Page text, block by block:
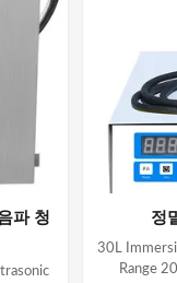
파 청
정
30L
Range